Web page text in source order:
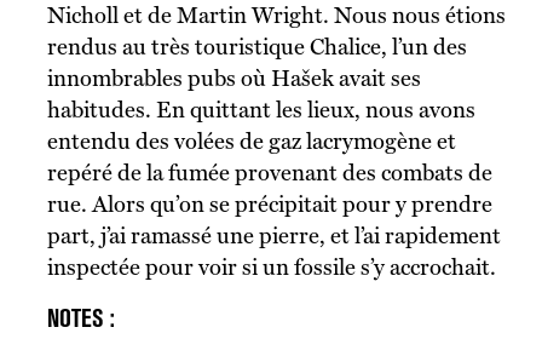
Nicholl et de Martin Wright. Nous nous étions
rendus au très touristique Chalice, l’un des
innombrables pubs où Hašek avait ses
habitudes. En quittant les lieux, nous avons
entendu des volées de gaz lacrymogène et
repéré de la fumée provenant des combats de
rue. Alors qu’on se précipitait pour y prendre
part, j’ai ramassé une pierre, et l’ai rapidement
inspectée pour voir si un fossile s’y accrochait.